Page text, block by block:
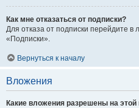
Как мне отказаться от подписки?
Для отказа от подписки перейдите
«Подписки».
Вернуться к началу
Вложения
Какие вложения разрешены на